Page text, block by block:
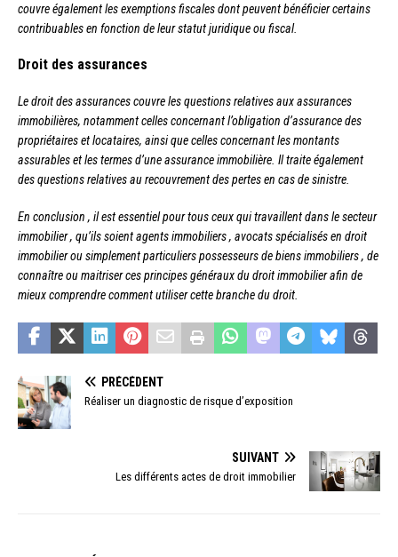
couvre également les exemptions fiscales dont peuvent bénéficier certains
contribuables en fonction de leur statut juridique ou fiscal.
Droit des assurances
Le droit des assurances couvre les questions relatives aux assurances
immobilières, notamment celles concernant l’obligation d’assurance des
propriétaires et locataires, ainsi que celles concernant les montants
assurables et les termes d’une assurance immobilière. Il traite également
des questions relatives au recouvrement des pertes en cas de sinistre.
En conclusion , il est essentiel pour tous ceux qui travaillent dans le secteur
immobilier , qu’ils soient agents immobiliers , avocats spécialisés en droit
immobilier ou simplement particuliers possesseurs de biens immobiliers , de
connaître ou maitriser ces principes généraux du droit immobilier afin de
mieux comprendre comment utiliser cette branche du droit.
PRÉCÉDENT
Réaliser un diagnostic de risque d’exposition
SUIVANT
Les différents actes de droit immobilier